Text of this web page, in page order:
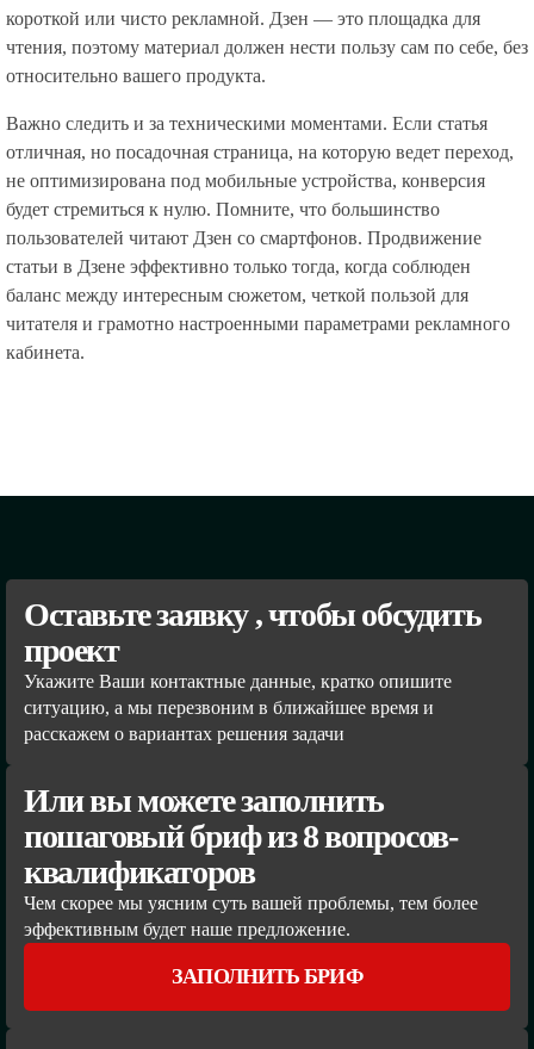
короткой или чисто рекламной. Дзен — это площадка для
чтения, поэтому материал должен нести пользу сам по себе, без
относительно вашего продукта.
Важно следить и за техническими моментами. Если статья
отличная, но посадочная страница, на которую ведет переход,
не оптимизирована под мобильные устройства, конверсия
будет стремиться к нулю. Помните, что большинство
пользователей читают Дзен со смартфонов. Продвижение
статьи в Дзене эффективно только тогда, когда соблюден
баланс между интересным сюжетом, четкой пользой для
читателя и грамотно настроенными параметрами рекламного
кабинета.
Оставьте заявку , чтобы обсудить
проект
Укажите Ваши контактные данные, кратко опишите
ситуацию, а мы перезвоним в ближайшее время и
расскажем о вариантах решения задачи
Или вы можете заполнить
пошаговый бриф из 8 вопросов-
квалификаторов
Чем скорее мы уясним суть вашей проблемы, тем более
эффективным будет наше предложение.
ЗАПОЛНИТЬ БРИФ